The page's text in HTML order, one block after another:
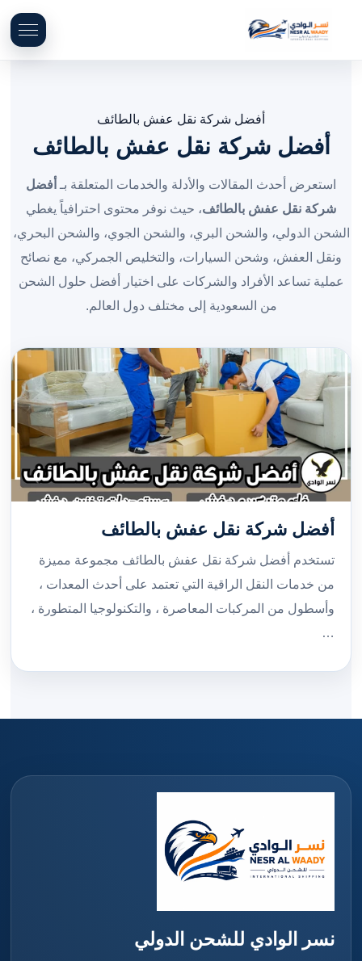
أفضل شركة نقل عفش بالطائف
أفضل شركة نقل عفش بالطائف
استعرض أحدث المقالات والأدلة والخدمات المتعلقة بـ أفضل
شركة نقل عفش بالطائف، حيث نوفر محتوى احترافياً يغطي
الشحن الدولي، والشحن البري، والشحن الجوي، والشحن البحري،
ونقل العفش، وشحن السيارات، والتخليص الجمركي، مع نصائح
عملية تساعد الأفراد والشركات على اختيار أفضل حلول الشحن
من السعودية إلى مختلف دول العالم.
أفضل شركة نقل عفش بالطائف
تستخدم أفضل شركة نقل عفش بالطائف مجموعة مميزة
من خدمات النقل الراقية التي تعتمد على أحدث المعدات ،
وأسطول من المركبات المعاصرة ، والتكنولوجيا المتطورة ،
…
نسر الوادي للشحن الدولي